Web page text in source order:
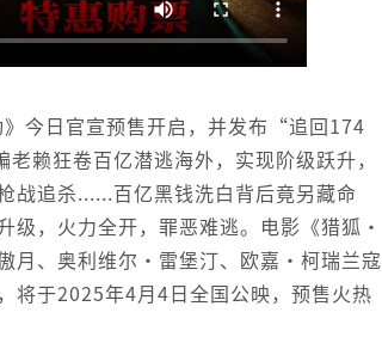
今日官宣预售开启，并发布“追回174
赖狂卷百亿潜逃海外，实现阶级跃升，
战追杀......百亿黑钱洗白背后竟另藏命
级，火力全开，罪恶难逃。电影《猎狐·
月、奥利维尔·雷堡汀、欧嘉·柯瑞兰寇
于2025年4月4日全国公映，预售火热